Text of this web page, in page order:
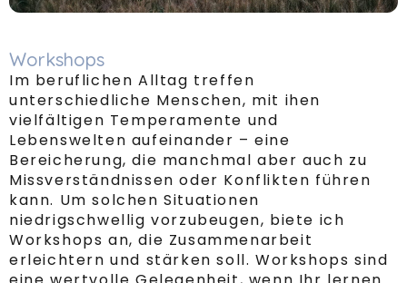
Workshops
Im beruflichen Alltag treffen
unterschiedliche Menschen, mit ihen
vielfältigen Temperamente und
Lebenswelten aufeinander – eine
Bereicherung, die manchmal aber auch zu
Missverständnissen oder Konflikten führen
kann. Um solchen Situationen
niedrigschwellig vorzubeugen, biete ich
Workshops an, die Zusammenarbeit
erleichtern und stärken soll. Workshops sind